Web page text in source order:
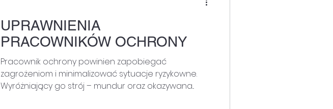
UPRAWNIENIA
PRACOWNIKÓW OCHRONY
Pracownik ochrony powinien zapobiegać
zagrożeniom i minimalizować sytuacje ryzykowne.
Wyróżniający go strój – mundur oraz okazywana...